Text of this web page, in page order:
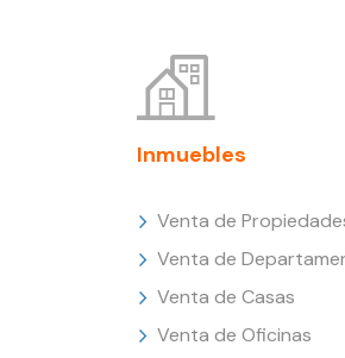
Inmuebles
Venta de
Venta de
Venta de Casas
Venta de Oficinas